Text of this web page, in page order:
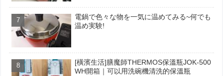
電鍋で色々な物を一気に温めてみる~何でも
温め実験!
[橫濱生活]膳魔師THERMOS保溫瓶JOK-500
WH開箱｜可以用洗碗機清洗的保溫瓶